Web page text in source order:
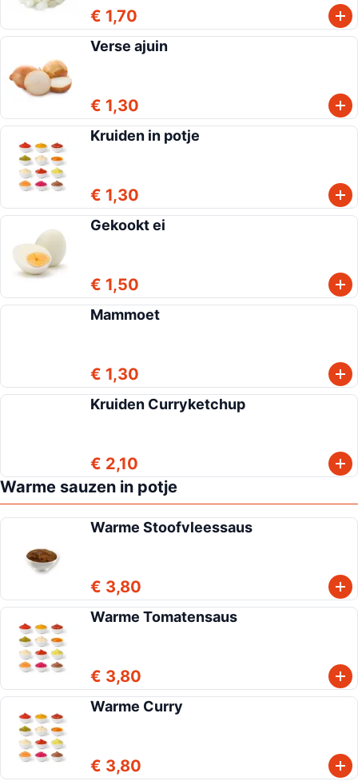
€ 1,70
Verse ajuin
€ 1,30
Kruiden in potje
€ 1,30
Gekookt ei
€ 1,50
Mammoet
€ 1,30
Kruiden Curryketchup
€ 2,10
Warme sauzen in potje
Warme Stoofvleessaus
€ 3,80
Warme Tomatensaus
€ 3,80
Warme Curry
€ 3,80